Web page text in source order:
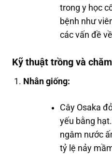
trong y học
bệnh như
các vấn đề
Kỹ thuật trồng và
Nhân giống:
Cây Osaka
yếu bằng
ngâm nước
tỷ lệ nảy